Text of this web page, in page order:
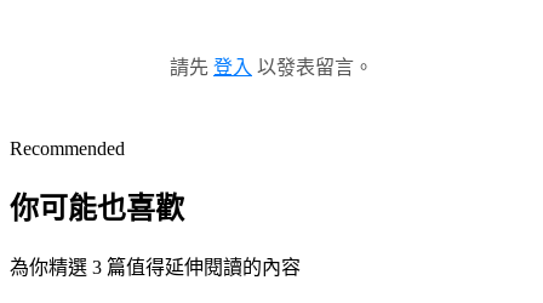
請先 登入 以發表留言。
Recommended
你可能也喜歡
為你精選 3 篇值得延伸閱讀的內容